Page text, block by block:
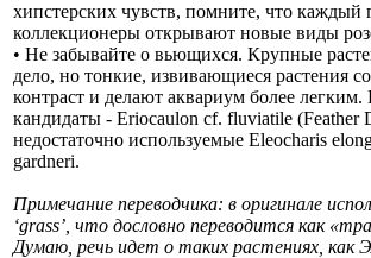
хипстерских чувств, помните, что каждый
коллекционеры открывают новые виды
• Не забывайте о вьющихся. Крупные
дело, но тонкие, извивающиеся растения
контраст и делают аквариум более
кандидаты - Eriocaulon cf. fluviatile (Feather
недостаточно используемые Eleocharis
gardneri.
Примечание переводчика: в оригинале
‘grass’, что дословно переводится как
Думаю, речь идет о таких растениях, как